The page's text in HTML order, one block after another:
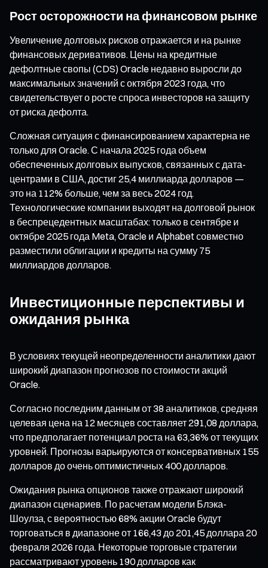
Рост осторожности на финансовом рынке
Увеличение долговых рисков отражается и на рынке
финансовых деривативов. Цены на кредитные
дефолтные свопы (CDS) Oracle недавно выросли до
максимальных значений с октября 2023 года, что
свидетельствует о росте спроса инвесторов на защиту
от риска дефолта.
Сложная ситуация с финансированием характерна не
только для Oracle. С начала 2025 года объем
обеспеченных долговых выпусков, связанных с дата-
центрами в США, достиг 25,4 миллиарда долларов —
это на 112% больше, чем за весь 2024 год.
Технологические компании выходят на долговой рынок
в беспрецедентных масштабах: только в сентябре и
октябре 2025 года Meta, Oracle и Alphabet совместно
разместили облигации и кредиты на сумму 75
миллиардов долларов.
Инвестиционные перспективы и
ожидания рынка
В условиях текущей неопределенности аналитики дают
широкий диапазон прогнозов по стоимости акций
Oracle.
Согласно последним данным от 38 аналитиков, средняя
целевая цена на 12 месяцев составляет 291,08 доллара,
что предполагает потенциал роста на 63,36% от текущих
уровней. Прогнозы варьируются от консервативных 155
долларов до очень оптимистичных 400 долларов.
Ожидания рынка опционов также отражают широкий
диапазон сценариев. По расчетам модели Блэка-
Шоулза, с вероятностью 68% акции Oracle будут
торговаться в диапазоне от 166,43 до 201,45 доллара 20
февраля 2026 года. Некоторые торговые стратегии
рассматривают уровень 190 долларов как